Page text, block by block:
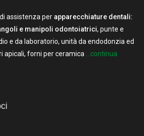
assistenza per apparecchiature dentali:
e manipoli odontoiatrici, punte e
e da laboratorio, unità da endodonzia ed
apicali, forni per ceramica ...continua